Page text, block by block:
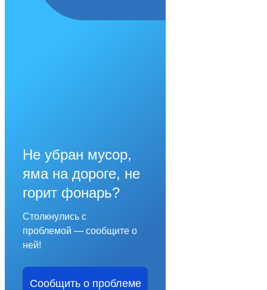
Не убран мусор,
яма на дороге, не
горит фонарь?
Столкнулись с
проблемой — сообщите о
ней!
Сообщить о проблеме